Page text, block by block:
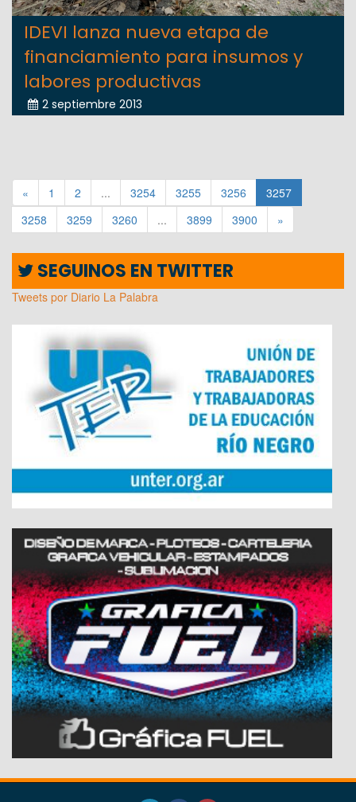
IDEVI lanza nueva etapa de
financiamiento para insumos y
labores productivas
2 septiembre 2013
« 1 2 ... 3254 3255 3256
3257
3258
3259 3260 ... 3899 3900 »
SEGUINOS EN TWITTER
Tweets por Diario La Palabra